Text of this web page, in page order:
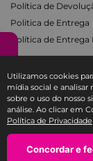
Utilizamos cookies
mídia social e
sobre o uso do nosso
análise. Ao clicar em
Política de Privacidade
Concordar e
Política de
Politica de Entrega
Política de Entrega
Cabelos
Facial e Labial
Banho e Corpo